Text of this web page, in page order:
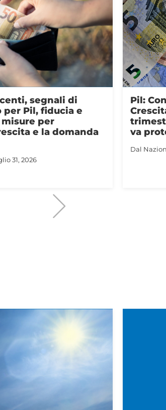
eppur si muove.
attese nel
di Hormuz. Ora
delle famiglie
luglio
Dal